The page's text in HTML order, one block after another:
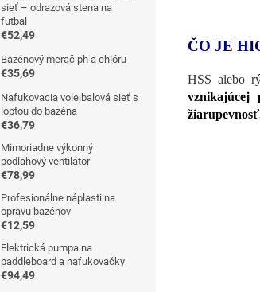
sieť – odrazová stena na
futbal
€52,49
Bazénový merač ph a chlóru
€35,69
Nafukovacia volejbalová sieť s
loptou do bazéna
€36,79
Mimoriadne výkonný
podlahový ventilátor
€78,99
Profesionálne náplasti na
opravu bazénov
€12,59
Elektrická pumpa na
paddleboard a nafukovačky
€94,49
ČO JE
HSS alebo
vznikajúcej